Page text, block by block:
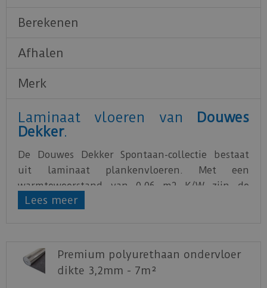
Berekenen
Afhalen
Merk
Laminaat vloeren van Douwes
Dekker.
De Douwes Dekker Spontaan-collectie bestaat
uit laminaat plankenvloeren. Met een
warmteweerstand van 0,06 m2 K/W zijn de
vloeren uitermate geschikt voor
elkaar gelegd middels de uniclic-verbinding. De
vloeren zijn onderhoudsarm en uitstekend
bestand tegen krassen.
Lees meer
Premium polyurethaan ondervloer
dikte 3,2mm - 7m²